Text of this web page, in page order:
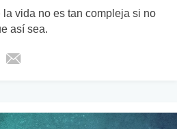
vida no es tan compleja si no
así sea.